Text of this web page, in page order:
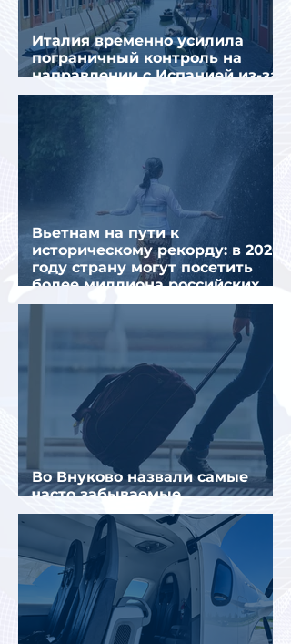
Италия временно усилила
пограничный контроль на
направлении с Испанией из-за
миграционного кризиса
Вьетнам на пути к
историческому рекорду: в 2026
году страну могут посетить
более миллиона российских
туристов
Во Внуково назвали самые
часто забываемые
пассажирами вещи